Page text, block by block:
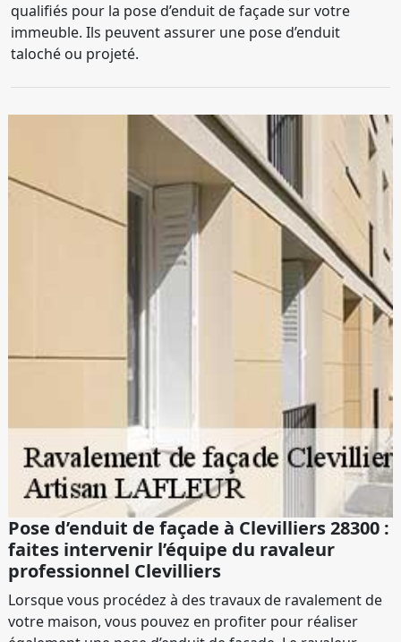
qualifiés pour la pose d’enduit de façade sur votre
immeuble. Ils peuvent assurer une pose d’enduit
taloché ou projeté.
Pose d’enduit de façade à Clevilliers 28300 :
faites intervenir l’équipe du ravaleur
professionnel Clevilliers
Lorsque vous procédez à des travaux de ravalement de
votre maison, vous pouvez en profiter pour réaliser